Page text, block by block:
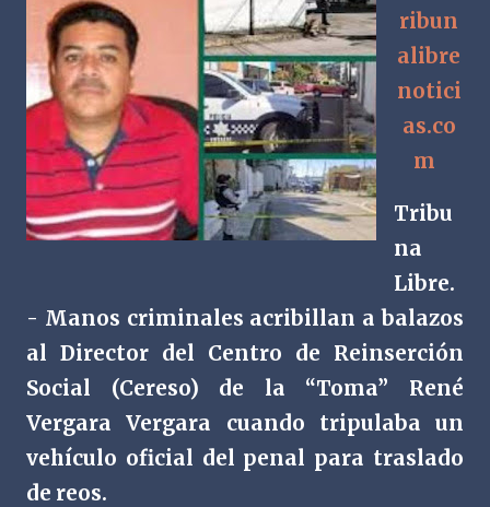
ribun
alibre
notici
as.co
m
Tribu
na
Libre.
- Manos criminales acribillan a balazos
al Director del Centro de Reinserción
Social (Cereso) de la “Toma” René
Vergara Vergara cuando tripulaba un
vehículo oficial del penal para traslado
de reos.